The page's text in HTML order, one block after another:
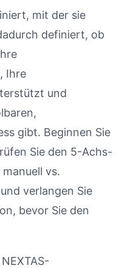
mit der sie
definiert, ob
Ihre
und
gibt. Beginnen Sie
Sie den 5-Achs-
vs.
verlangen Sie
bevor Sie den